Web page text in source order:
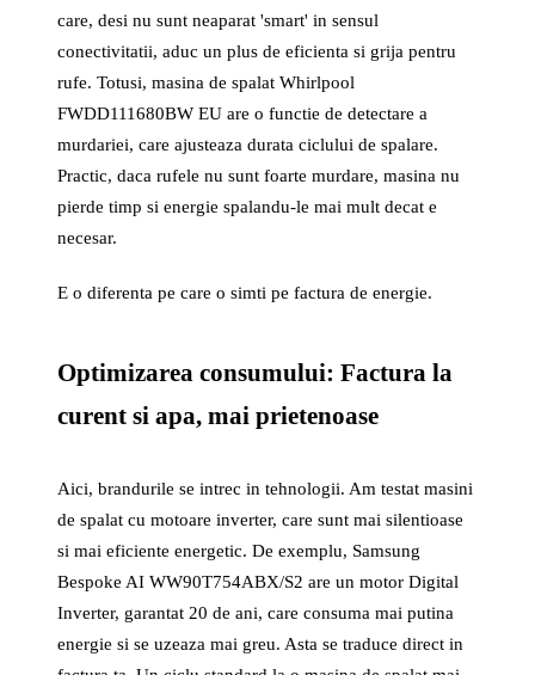
care, desi nu sunt neaparat 'smart' in sensul
conectivitatii, aduc un plus de eficienta si grija pentru
rufe. Totusi, masina de spalat Whirlpool
FWDD111680BW EU are o functie de detectare a
murdariei, care ajusteaza durata ciclului de spalare.
Practic, daca rufele nu sunt foarte murdare, masina nu
pierde timp si energie spalandu-le mai mult decat e
necesar.
E o diferenta pe care o simti pe factura de energie.
Optimizarea consumului: Factura la
curent si apa, mai prietenoase
Aici, brandurile se intrec in tehnologii. Am testat masini
de spalat cu motoare inverter, care sunt mai silentioase
si mai eficiente energetic. De exemplu, Samsung
Bespoke AI WW90T754ABX/S2 are un motor Digital
Inverter, garantat 20 de ani, care consuma mai putina
energie si se uzeaza mai greu. Asta se traduce direct in